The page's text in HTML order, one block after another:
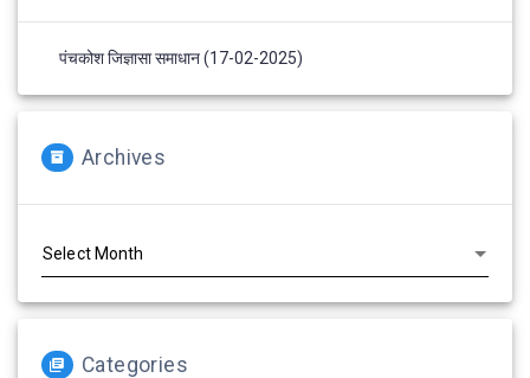
पंचकोश जिज्ञासा समाधान (17-02-2025)
Archives
Categories